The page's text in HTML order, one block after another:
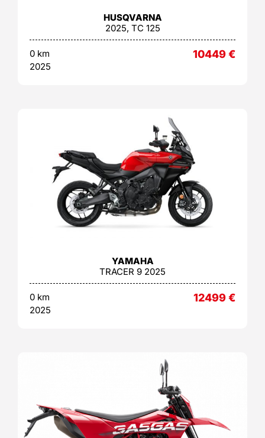
HUSQVARNA
2025, TC 125
0 km
2025
10449€
YAMAHA
TRACER 9 2025
0 km
2025
12499€